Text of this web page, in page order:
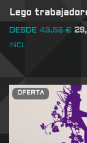
Lego
DESDE 43,56€
INCL
OFERTA